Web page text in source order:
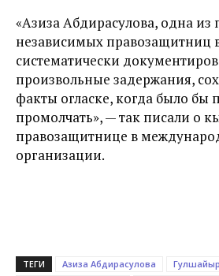
«Азиза Абдирасулова, одна из
независимых правозащитниц
систематически
произвольные задержания,
факты огласке, когда было бы
промолчать», — так писали о
правозащитнице в
организации.
ТЕГИ Азиза Абдирасулова